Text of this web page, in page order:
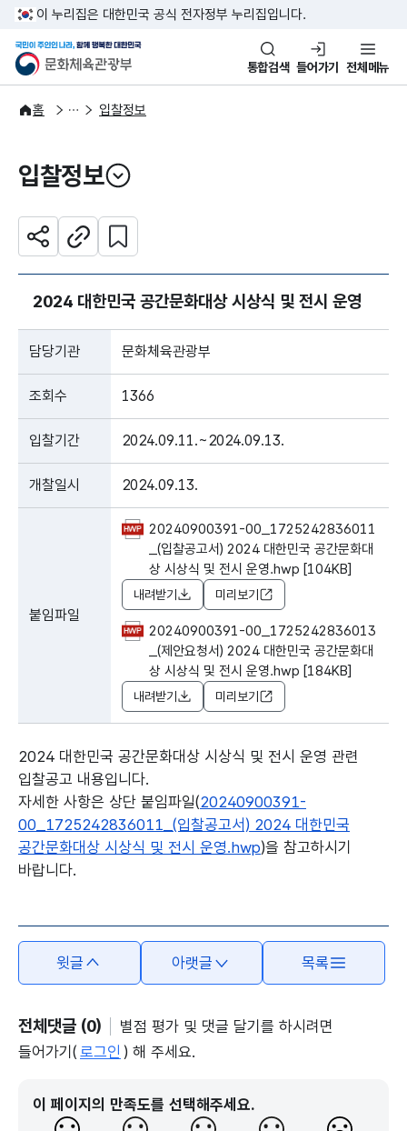
본문 바로가기
주메뉴 바로가기
이 누리집은 대한민국 공식 전자정부 누리집입니다.
문화체육관광부
국민이 주인인 나라, 함께 행복
통합검색 들어가기 전체메뉴
홈
알림·소식
알림 입찰정보
입찰정보
열기
공유하기주소복사
관심 콘텐츠 설정하기
2024 대한민국 공간문화대상 시상식 및 전시 운영
담당기관 문화체육관광부
조회수 1366
입찰기간 2024.09.11.~2024.09.13.
개찰일시 2024.09.13.
붙임파일
20240900391-00_1725242836011
_(입찰공고서) 2024 대한민국 공간문화대
상 시상식 및 전시 운영.hwp [104KB]
내려받기 미리보기
20240900391-00_1725242836013
_(제안요청서) 2024 대한민국 공간문화대
상 시상식 및 전시 운영.hwp [184KB]
내려받기 미리보기
2024 대한민국 공간문화대상 시상식 및 전시 운영 관련
입찰공고 내용입니다.
자세한 사항은 상단 붙임파일(20240900391-
00_1725242836011_(입찰공고서) 2024 대한민국
공간문화대상 시상식 및 전시 운영.hwp)을 참고하시기
바랍니다.
윗글 아랫글 목록
전체댓글 (0)
별점 평가 및 댓글 달기를 하시려면
들어가기( 로그인 ) 해 주세요.
이 페이지의 만족도를 선택해주세요.